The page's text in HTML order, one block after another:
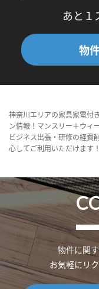
あと１
物
神奈川エリアの家具家電付
ン情報！マンスリー＋ウィ
ビジネス出張・研修の経費
心してご利用いただけます
物件に関
お気軽にリ